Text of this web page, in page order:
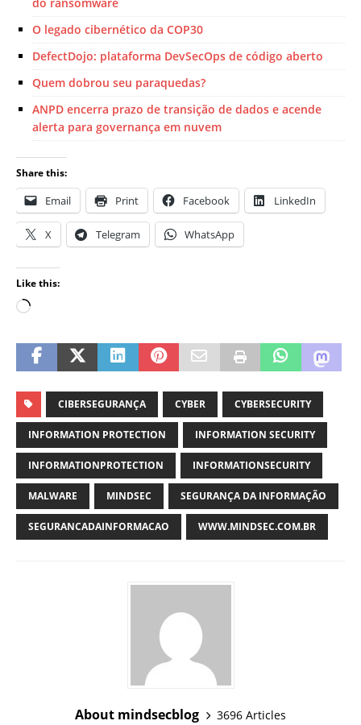
O legado cibernético da COP30
DefectDojo: plataforma DevSecOps de código aberto
Quem dobrou seu paraquedas?
ANPD encerra prazo de transição de dados e acende
alerta para governança em nuvem
Share this:
Email Print Facebook LinkedIn
X Telegram WhatsApp
Like this:
CIBERSEGURANÇA CYBER CYBERSECURITY
INFORMATION PROTECTION INFORMATION SECURITY
INFORMATIONPROTECTION INFORMATIONSECURITY
MALWARE MINDSEC SEGURANÇA DA INFORMAÇÃO
SEGURANCADAINFORMACAO WWW.MINDSEC.COM.BR
About mindsecblog
3696 Articles